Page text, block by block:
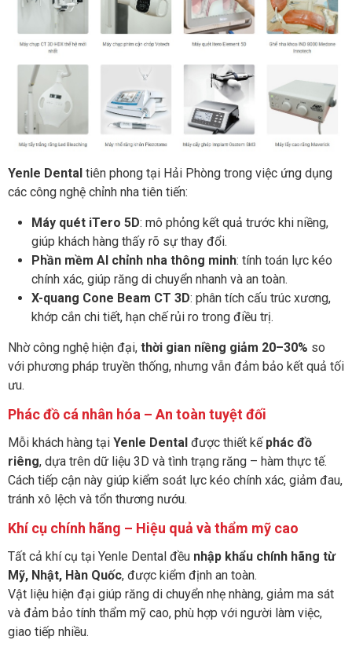
Yenle Dental tiên phong tại Hải Phòng trong việc ứng dụng
các công nghệ chỉnh nha tiên tiến:
Máy quét iTero 5D: mô phỏng kết quả trước khi niềng,
giúp khách hàng thấy rõ sự thay đổi.
Phần mềm AI chỉnh nha thông minh: tính toán lực kéo
chính xác, giúp răng di chuyển nhanh và an toàn.
X-quang Cone Beam CT 3D: phân tích cấu trúc xương,
khớp cắn chi tiết, hạn chế rủi ro trong điều trị.
Nhờ công nghệ hiện đại, thời gian niềng giảm 20–30% so
với phương pháp truyền thống, nhưng vẫn đảm bảo kết quả tối
ưu.
Phác đồ cá nhân hóa – An toàn tuyệt đối
Mỗi khách hàng tại Yenle Dental được thiết kế phác đồ
riêng, dựa trên dữ liệu 3D và tình trạng răng – hàm thực tế.
Cách tiếp cận này giúp kiểm soát lực kéo chính xác, giảm đau,
tránh xô lệch và tổn thương nướu.
Khí cụ chính hãng – Hiệu quả và thẩm mỹ cao
Tất cả khí cụ tại Yenle Dental đều nhập khẩu chính hãng từ
Mỹ, Nhật, Hàn Quốc, được kiểm định an toàn.
Vật liệu hiện đại giúp răng di chuyển nhẹ nhàng, giảm ma sát
và đảm bảo tính thẩm mỹ cao, phù hợp với người làm việc,
giao tiếp nhiều.